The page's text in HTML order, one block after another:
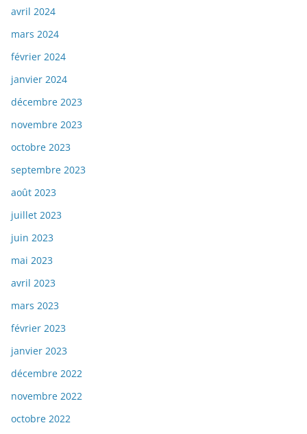
avril 2024
mars 2024
février 2024
janvier 2024
décembre 2023
novembre 2023
octobre 2023
septembre 2023
août 2023
juillet 2023
juin 2023
mai 2023
avril 2023
mars 2023
février 2023
janvier 2023
décembre 2022
novembre 2022
octobre 2022